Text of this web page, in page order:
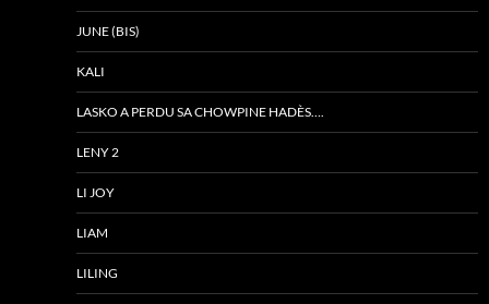
JUNE (BIS)
KALI
LASKO A PERDU SA CHOWPINE HADÈS….
LENY 2
LI JOY
LIAM
LILING